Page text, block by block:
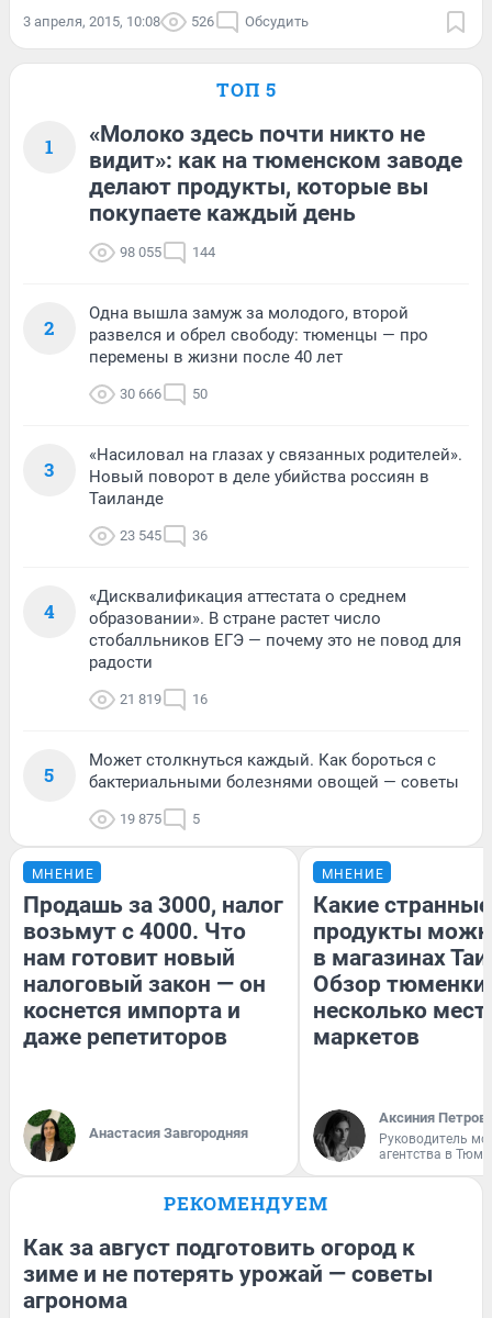
3 апреля, 2015, 10:08 526 Обсудить
ТОП 5
1
«Молоко здесь почти никто не
видит»: как на тюменском заводе
делают продукты, которые вы
покупаете каждый день
98 055 144
2
Одна вышла замуж за молодого, второй
развелся и обрел свободу: тюменцы — про
перемены в жизни после 40 лет
30 666 50
3
«Насиловал на глазах у связанных родителей».
Новый поворот в деле убийства россиян в
Таиланде
23 545 36
4
«Дисквалификация аттестата о среднем
образовании». В стране растет число
стобалльников ЕГЭ — почему это не повод для
радости
21 819 16
5
Может столкнуться каждый. Как бороться с
бактериальными болезнями овощей — советы
19 875 5
МНЕНИЕ
Продашь за 3000, налог
возьмут с 4000. Что
нам готовит новый
налоговый закон — он
коснется импорта и
даже репетиторов
Анастасия Завгородняя
МНЕНИЕ
Какие странные
продукты
в магазинах
Обзор тюменки
несколько
маркетов
Аксиния
Руководитель
агентства в
РЕКОМЕНДУЕМ
Как за август подготовить огород к
зиме и не потерять урожай — советы
агронома